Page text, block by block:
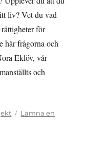
liv? Vet du vad
för
här frågorna och
Eklöv, vår
och
Lämna en